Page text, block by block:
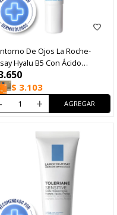
De Ojos La Roche-
Hyalu B5 Con Ácido
15ml
$ 3.103
+